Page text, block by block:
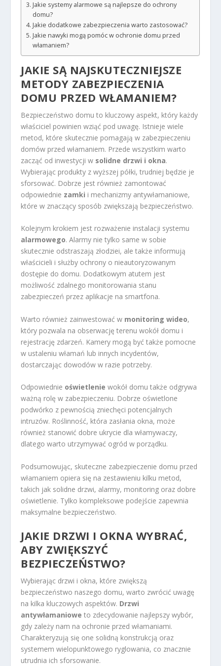
Jakie systemy alarmowe są najlepsze do ochrony
domu?
Jakie dodatkowe zabezpieczenia warto zastosować?
Jakie nawyki mogą pomóc w ochronie domu przed
włamaniem?
JAKIE SĄ NAJSKUTECZNIEJSZE
METODY ZABEZPIECZENIA
DOMU PRZED WŁAMANIEM?
Bezpieczeństwo domu to kluczowy aspekt, który każdy
właściciel powinien wziąć pod uwagę. Istnieje wiele
metod, które skutecznie pomagają w zabezpieczeniu
domów przed włamaniem. Przede wszystkim warto
zacząć od inwestycji w solidne drzwi i okna.
Wybierając produkty z wyższej półki, trudniej będzie je
sforsować. Dobrze jest również zamontować
odpowiednie zamki i mechanizmy antywłamaniowe,
które w znaczący sposób zwiększają bezpieczeństwo.
Kolejnym krokiem jest rozważenie instalacji systemu
alarmowego. Alarmy nie tylko same w sobie
skutecznie odstraszają złodziei, ale także informują
właścicieli i służby ochrony o nieautoryzowanym
dostępie do domu. Dodatkowym atutem jest
możliwość zdalnego monitorowania stanu
zabezpieczeń przez aplikacje na smartfona.
Warto również zainwestować w monitoring wideo,
który pozwala na obserwację terenu wokół domu i
rejestrację zdarzeń. Kamery mogą być także pomocne
w ustaleniu włamań lub innych incydentów,
dostarczając dowodów w razie potrzeby.
Odpowiednie oświetlenie wokół domu także odgrywa
ważną rolę w zabezpieczeniu. Dobrze oświetlone
podwórko z pewnością zniechęci potencjalnych
intruzów. Roślinność, która zasłania okna, może
również stanowić dobre ukrycie dla włamywaczy,
dlatego warto utrzymywać ogród w porządku.
Podsumowując, skuteczne zabezpieczenie domu przed
włamaniem opiera się na zestawieniu kilku metod,
takich jak solidne drzwi, alarmy, monitoring oraz dobre
oświetlenie. Tylko kompleksowe podejście zapewnia
maksymalne bezpieczeństwo.
JAKIE DRZWI I OKNA WYBRAĆ,
ABY ZWIĘKSZYĆ
BEZPIECZEŃSTWO?
Wybierając drzwi i okna, które zwiększą
bezpieczeństwo naszego domu, warto zwrócić uwagę
na kilka kluczowych aspektów. Drzwi
antywłamaniowe to zdecydowanie najlepszy wybór,
gdy zależy nam na ochronie przed włamaniami.
Charakteryzują się one solidną konstrukcją oraz
systemem wielopunktowego ryglowania, co znacznie
utrudnia ich sforsowanie.